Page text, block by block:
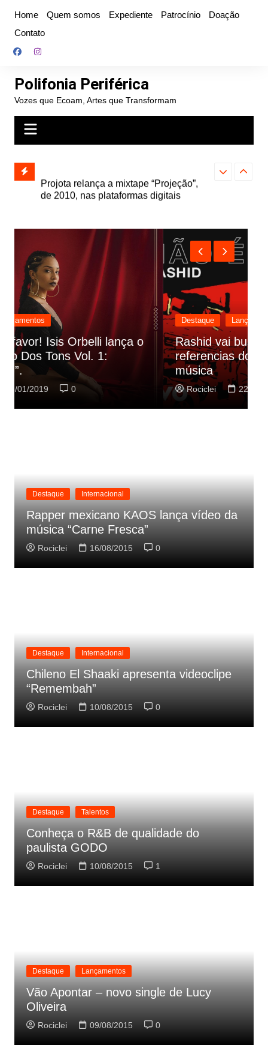
conteúdo
Home Quem somos Expediente Patrocínio
Doação
Contato
Polifonia Periférica
Vozes que Ecoam, Artes que Transformam
e abre
autoral,
de 2010, nas plataformas digitais
Farofa
Destaque Lançamentos
Rashid vai buscar nos HQs as
referencias do clipe de sua nova
música
Rociclei 22/01/2019
Destaque Internacional
Rapper mexicano KAOS lança vídeo da
música “Carne Fresca”
Rociclei 16/08/2015 0
Destaque Internacional
Chileno El Shaaki apresenta videoclipe
“Remembah”
Rociclei 10/08/2015 0
Destaque Talentos
Conheça o R&B de qualidade do
paulista GODO
Rociclei 10/08/2015 1
Destaque Lançamentos
Vão Apontar – novo single de Lucy
Oliveira
Rociclei 09/08/2015 0